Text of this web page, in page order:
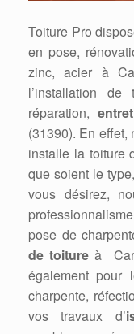
Toiture Pro
en pose,
zinc, acier à
l’installation
réparation,
(31390). En effet,
installe la toiture
que soient le
vous désirez,
pose de
de toiture à
également pour
charpente,
vos travaux d’